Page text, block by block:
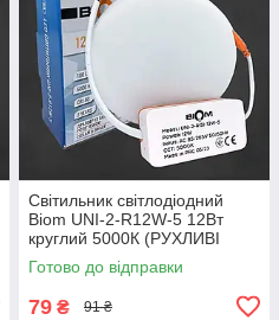
Світильник світлодіодний
Biom UNI-2-R12W-5 12Вт
круглий 5000К (РУХЛИВІ
КЛІПСИ)
Готово до відправки
79 ₴ 91 ₴